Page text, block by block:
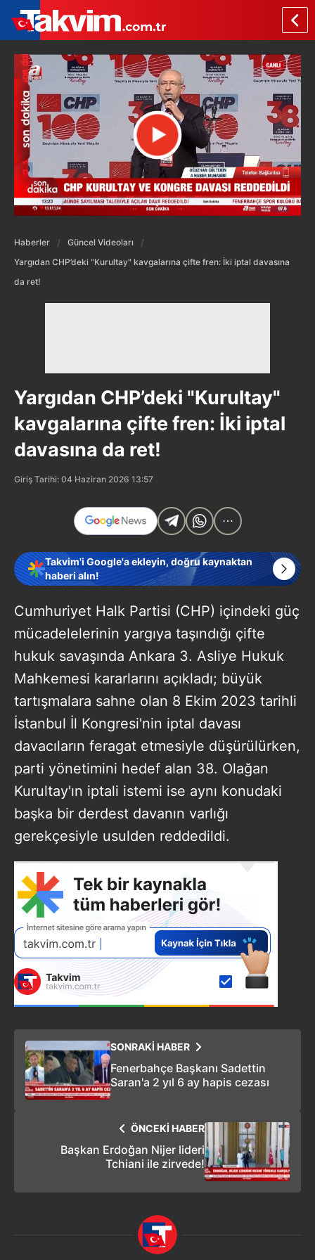
Haberler
Güncel Videoları
Yargıdan CHP’deki "Kurultay" kavgalarına çifte fren: İki iptal davasına
da ret!
Yargıdan CHP’deki "Kurultay"
kavgalarına çifte fren: İki iptal
davasına da ret!
Giriş Tarihi: 04 Haziran 2026 13:57
Takvim'i Google'a ekleyin, doğru kaynaktan
haberi alın!
Cumhuriyet Halk Partisi (CHP) içindeki güç
mücadelelerinin yargıya taşındığı çifte
hukuk savaşında Ankara 3. Asliye Hukuk
Mahkemesi kararlarını açıkladı; büyük
tartışmalara sahne olan 8 Ekim 2023 tarihli
İstanbul İl Kongresi'nin iptal davası
davacıların feragat etmesiyle düşürülürken,
parti yönetimini hedef alan 38. Olağan
Kurultay'ın iptali istemi ise aynı konudaki
başka bir derdest davanın varlığı
gerekçesiyle usulden reddedildi.
SONRAKİ HABER
Fenerbahçe Başkanı Sadettin
Saran'a 2 yıl 6 ay hapis cezası
ÖNCEKİ HABER
Başkan Erdoğan Nijer lideri
Tchiani ile zirvede!